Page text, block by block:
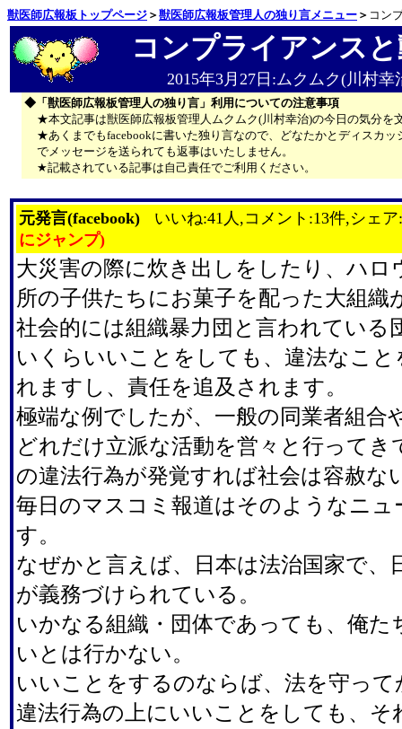
獣医師広報板トップページ ＞ 獣医師広報板管理人の独り言メニュー ＞ コン
コンプライアンス
2015年3月27日:ムクムク(川村幸
◆「獣医師広報板管理人の独り言」利用についての注意事項
★本文記事は獣医師広報板管理人ムクムク(川村幸治)の今日の気分を
★あくまでもfacebookに書いた独り言なので、どなたかとディスカ
でメッセージを送られても返事はいたしません。
★記載されている記事は自己責任でご利用ください。
元発言(facebook)
いいね:41人,コメント:13件,シェア
にジャンプ)
大災害の際に炊き出しをしたり、ハロ
所の子供たちにお菓子を配った大組織
社会的には組織暴力団と言われている
いくらいいことをしても、違法なこ
れますし、責任を追及されます。
極端な例でしたが、一般の同業者組合
どれだけ立派な活動を営々と行ってき
の違法行為が発覚すれば社会は容赦な
毎日のマスコミ報道はそのようなニュ
す。
なぜかと言えば、日本は法治国家で、
が義務づけられている。
いかなる組織・団体であっても、俺た
いとは行かない。
いいことをするのならば、法を守って
違法行為の上にいいことをしても、そ